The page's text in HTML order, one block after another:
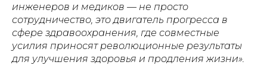
инженеров и медиков — не просто
сотрудничество, это двигатель прогресса в
сфере здравоохранения, где совместные
усилия приносят революционные результаты
для улучшения здоровья и продления жизни».